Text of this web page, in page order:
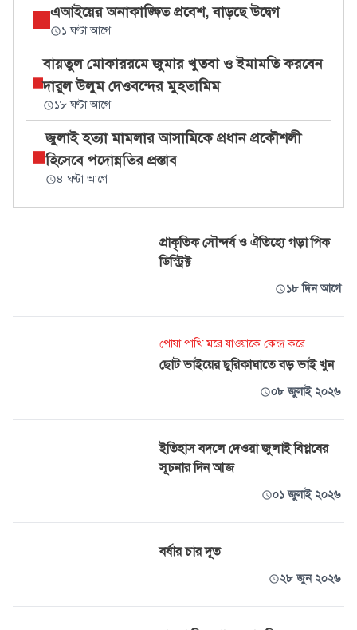
এআইয়ের অনাকাঙ্ক্ষিত প্রবেশ, বাড়ছে উদ্বেগ
১ ঘণ্টা আগে
বায়তুল মোকাররমে জুমার খুতবা ও ইমামতি করবেন
দারুল উলুম দেওবন্দের মুহতামিম
১৮ ঘণ্টা আগে
জুলাই হত্যা মামলার আসামিকে প্রধান প্রকৌশলী
হিসেবে পদোন্নতির প্রস্তাব
৪ ঘণ্টা আগে
প্রাকৃতিক সৌন্দর্য ও ঐতিহ্যে গড়া পিক
ডিস্ট্রিক্ট
১৮ দিন আগে
পোষা পাখি মরে যাওয়াকে কেন্দ্র করে
ছোট ভাইয়ের ছুরিকাঘাতে বড় ভাই খুন
০৮ জুলাই ২০২৬
ইতিহাস বদলে দেওয়া জুলাই বিপ্লবের
সূচনার দিন আজ
০১ জুলাই ২০২৬
বর্ষার চার দূত
২৮ জুন ২০২৬